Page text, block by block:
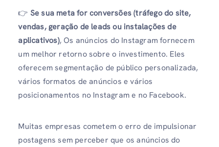
👉 Se sua meta for conversões (tráfego do site,
vendas, geração de leads ou instalações de
aplicativos), Os anúncios do Instagram fornecem
um melhor retorno sobre o investimento. Eles
oferecem segmentação de público personalizada,
vários formatos de anúncios e vários
posicionamentos no Instagram e no Facebook.
Muitas empresas cometem o erro de impulsionar
postagens sem perceber que os anúncios do